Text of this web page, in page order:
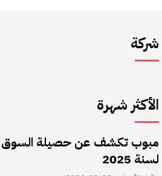
شركة
الأكثر شهرة
مبوب تكشف عن حصيلة السوق
لسنة 2025